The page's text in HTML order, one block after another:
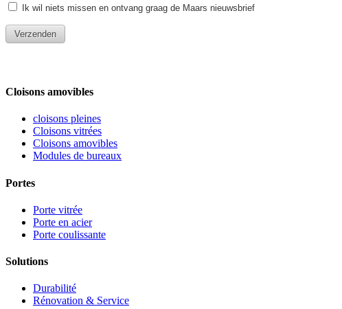
Cloisons amovibles
cloisons pleines
Cloisons vitrées
Cloisons amovibles
Modules de bureaux
Portes
Porte vitrée
Porte en acier
Porte coulissante
Solutions
Durabilité
Rénovation & Service